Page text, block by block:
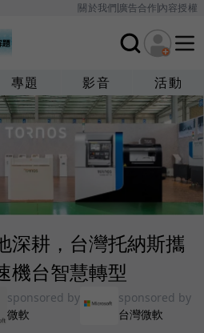
關於我們廣告合作內容授權
專題 影音 活動
深耕，台灣托納斯攜
機台智慧轉型
sponsored by
微軟
sponsored by
台灣微軟